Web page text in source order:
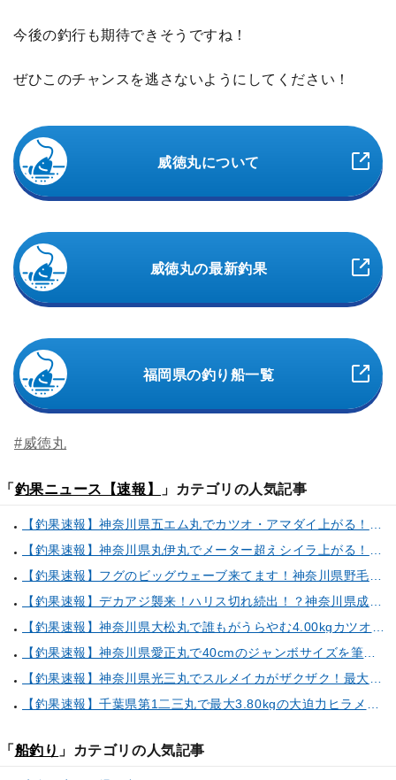
今後の釣行も期待できそうですね！
ぜひこのチャンスを逃さないようにしてください！
威徳丸について
威徳丸の最新釣果
福岡県の釣り船一覧
#威徳丸
「 釣果ニュース【速報】 」カテゴリの人気記事
【釣果速報】神奈川県五エム丸でカツオ・アマダイ上がる！イトヨリ・カサゴ・鬼カサゴなどゲストも多種多様！充実の釣行をお約束します！
【釣果速報】神奈川県丸伊丸でメーター超えシイラ上がる！夏の海のモンスターと勝負したいなら今すぐ予約を！
【釣果速報】フグのビッグウェーブ来てます！神奈川県野毛屋釣船店で38cmのショウサイフグGET！このチャンスを逃すな！
【釣果速報】デカアジ襲来！ハリス切れ続出！？神奈川県成銀丸は今が狙い目の大チャンス！
【釣果速報】神奈川県大松丸で誰もがうらやむ4.00kgカツオをキャッチ！あなたも乗船して青物三昧しませんか？
【釣果速報】神奈川県愛正丸で40cmのジャンボサイズを筆頭にアジが釣れまくり！味も極上な今が乗船どき！
【釣果速報】神奈川県光三丸でスルメイカがザクザク！最大40cm！気になる竿頭の仕掛けは？
【釣果速報】千葉県第1二三丸で最大3.80kgの大迫力ヒラメ獲れる！憧れの巨大根魚に出会う船の旅に出ませんか？
「 船釣り 」カテゴリの人気記事